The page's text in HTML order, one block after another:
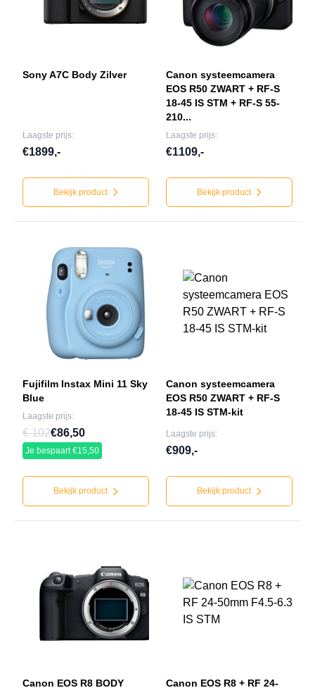
Sony A7C Body Zilver
Laagste prijs:
€1899,-
Bekijk product
Canon systeemcamera
EOS R50 ZWART + RF-S
18-45 IS STM + RF-S 55-
210...
Laagste prijs:
€1109,-
Bekijk product
Fujifilm Instax Mini 11 Sky
Blue
Laagste prijs:
€ 102€86,50
Je bespaart €15,50
Bekijk product
Canon systeemcamera
EOS R50 ZWART + RF-S
18-45 IS STM-kit
Laagste prijs:
€909,-
Bekijk product
Canon EOS R8 BODY Canon EOS R8 + RF 24-